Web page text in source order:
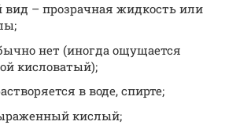
– прозрачная жидкость или
нет (иногда ощущается
кисловатый);
в воде, спирте;
кислый;